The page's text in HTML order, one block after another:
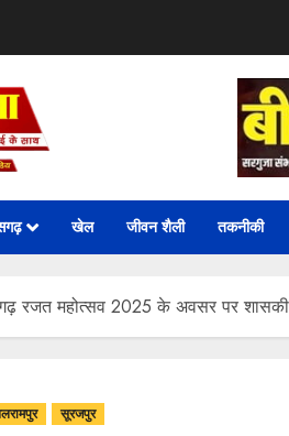
खेल जीवन शैली तकनीकी
रजत महोत्सव 2025 के अवसर पर
सूरजपुर